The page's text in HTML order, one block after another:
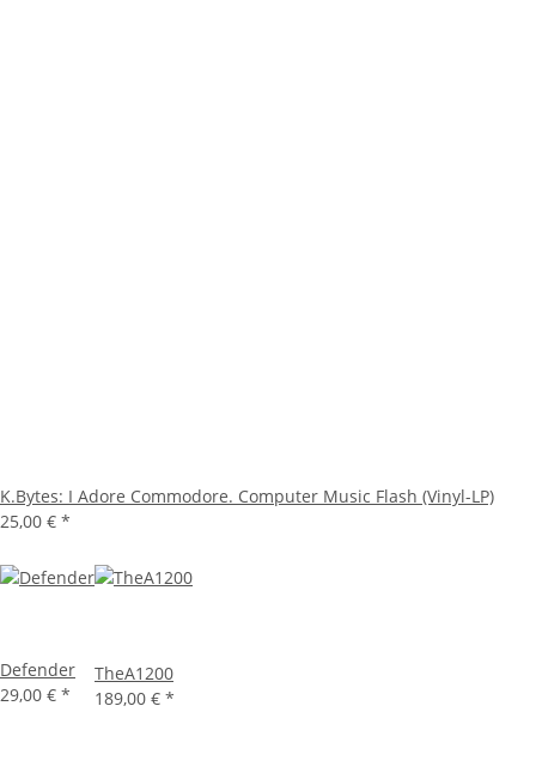
K.Bytes: I Adore Commodore. Computer Music Flash (Vinyl-LP)
25,00 € *
Defender
29,00 € *
TheA1200
189,00 € *